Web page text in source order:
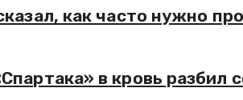
как часто нужно
в кровь разбил